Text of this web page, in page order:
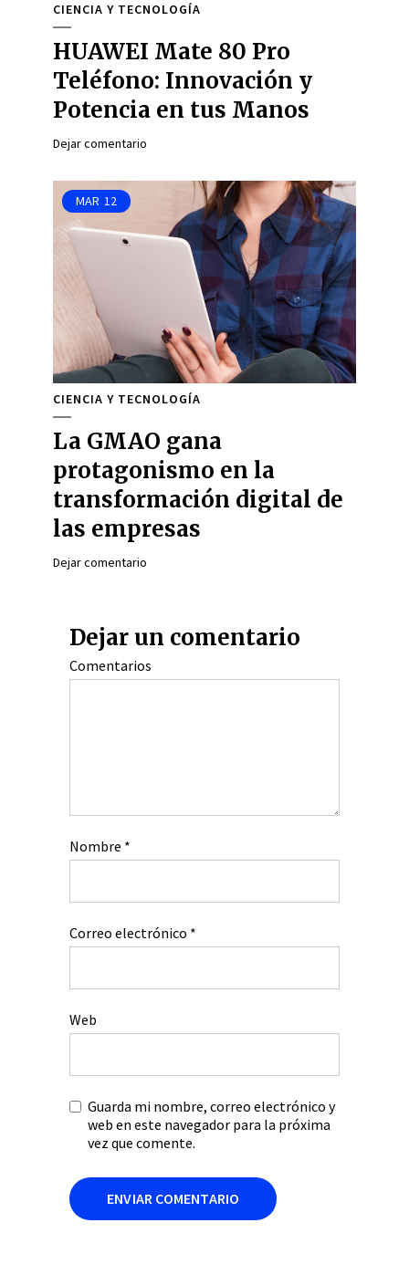
CIENCIA Y TECNOLOGÍA
HUAWEI Mate 80 Pro
Teléfono: Innovación y
Potencia en tus Manos
Dejar comentario
MAR 12
CIENCIA Y TECNOLOGÍA
La GMAO gana
protagonismo en la
transformación digital de
las empresas
Dejar comentario
Dejar un comentario
Comentarios
Nombre *
Correo electrónico *
Web
Guarda mi nombre, correo electrónico y
web en este navegador para la próxima
vez que comente.